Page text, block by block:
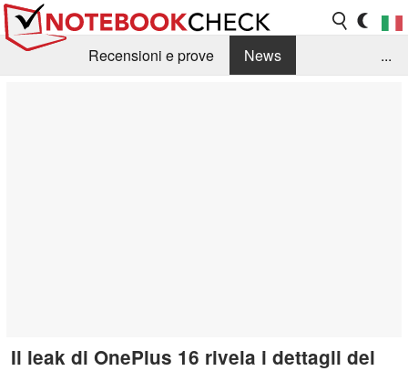
Recensioni e prove
News
...
Il leak di OnePlus 16 rivela i dettagli del